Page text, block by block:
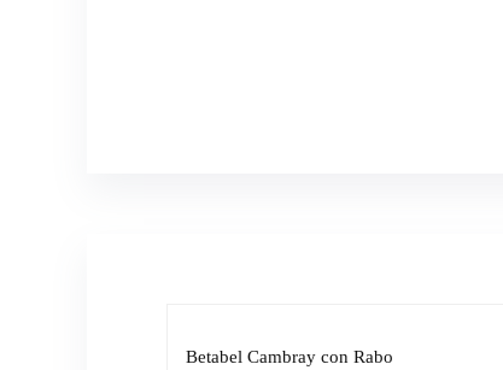
Betabel Cambray con Rabo